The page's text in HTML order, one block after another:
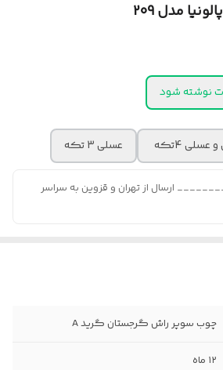
مدل 209
نوشته شود
4تکه عسلی 3 تکه
ارسال از تهران و قزوین به سراسر
چوب سوپر راش گرجستان گرید A
۱۲ ماه